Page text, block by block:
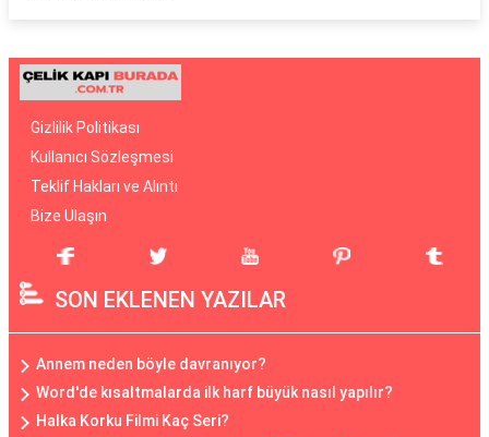
Gizlilik Politikası
Kullanıcı Sözleşmesi
Teklif Hakları ve Alıntı
Bize Ulaşın
SON EKLENEN YAZILAR
Annem neden böyle davranıyor?
Word'de kısaltmalarda ilk harf büyük nasıl yapılır?
Halka Korku Filmi Kaç Seri?